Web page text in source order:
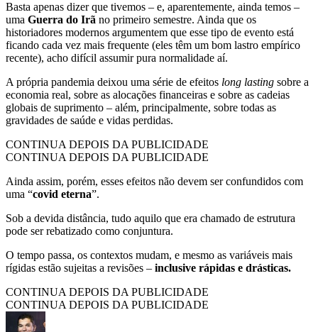
Basta apenas dizer que tivemos – e, aparentemente, ainda temos –
uma Guerra do Irã no primeiro semestre. Ainda que os
historiadores modernos argumentem que esse tipo de evento está
ficando cada vez mais frequente (eles têm um bom lastro empírico
recente), acho difícil assumir pura normalidade aí.
A própria pandemia deixou uma série de efeitos long lasting sobre a
economia real, sobre as alocações financeiras e sobre as cadeias
globais de suprimento – além, principalmente, sobre todas as
gravidades de saúde e vidas perdidas.
CONTINUA DEPOIS DA PUBLICIDADE
CONTINUA DEPOIS DA PUBLICIDADE
Ainda assim, porém, esses efeitos não devem ser confundidos com
uma “covid eterna”.
Sob a devida distância, tudo aquilo que era chamado de estrutura
pode ser rebatizado como conjuntura.
O tempo passa, os contextos mudam, e mesmo as variáveis mais
rígidas estão sujeitas a revisões – inclusive rápidas e drásticas.
CONTINUA DEPOIS DA PUBLICIDADE
CONTINUA DEPOIS DA PUBLICIDADE